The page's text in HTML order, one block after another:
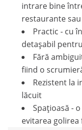
intrare bine
restaurante
Practic - cu
detașabil
Fără
fiind o
Rezistent la
lăcuit
Spațioasă -
evitarea golirea